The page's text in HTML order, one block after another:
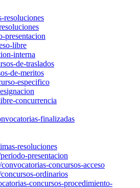
resoluciones
presentacion
libre
interna
de-traslados
de-meritos
especifico
concurrencia
finalizadas
resoluciones
presentacion
concursos-acceso
ordinarios
concursos-procedimiento-